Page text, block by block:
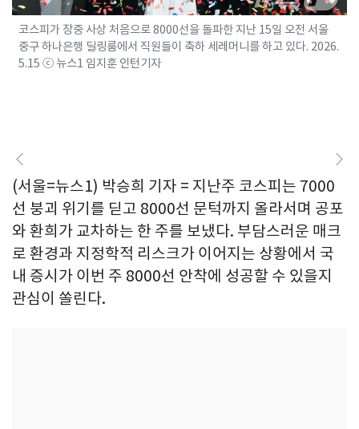
코스피가 장중 사상 처음으로 8000선을 돌파한 지난 15일 오전 서울
중구 하나은행 딜링룸에서 직원들이 축하 세레머니를 하고 있다. 2026.
5.15 ⓒ 뉴스1 임지훈 인턴기자
(서울=뉴스1) 박승희 기자 = 지난주 코스피는 7000
선 붕괴 위기를 딛고 8000선 문턱까지 올라서며 공포
와 환희가 교차하는 한 주를 보냈다. 부담스러운 매크
로 환경과 지정학적 리스크가 이어지는 상황에서 국
내 증시가 이번 주 8000선 안착에 성공할 수 있을지
관심이 쏠린다.